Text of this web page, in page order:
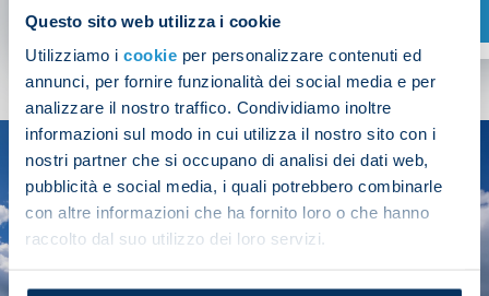
Questo sito web utilizza i cookie
Utilizziamo i cookie per personalizzare contenuti ed
annunci, per fornire funzionalità dei social media e per
analizzare il nostro traffico. Condividiamo inoltre
informazioni sul modo in cui utilizza il nostro sito con i
nostri partner che si occupano di analisi dei dati web,
pubblicità e social media, i quali potrebbero combinarle
con altre informazioni che ha fornito loro o che hanno
raccolto dal suo utilizzo dei loro servizi.
SHOP NOW
SEASON
2025/26